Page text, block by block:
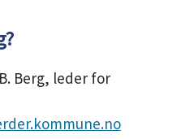
Berg, leder for